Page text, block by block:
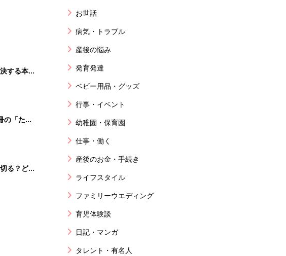
する本
～2才
の「たま
る？どう
【保健師
お世話
病気・トラブル
産後の悩み
発育発達
ベビー用品・グッズ
行事・イベント
幼稚園・保育園
仕事・働く
産後のお金・手続き
ライフスタイル
ファミリーウエディング
育児体験談
日記・マンガ
タレント・有名人